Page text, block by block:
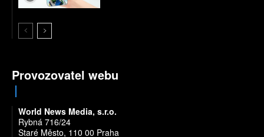
Provozovatel webu
World News Media, s.r.o.
Rybná 716/24
Staré Město, 110 00 Praha